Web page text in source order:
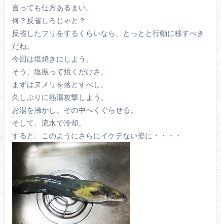
言っても仕方あるまい。
何？反省しろじゃと？
反省したフリをするくらいなら、とっとと行動に移すべき
だね。
今回は塩焼きにしよう。
そう、塩振って焼くだけさ。
まずはヌメリを落とすべし。
久しぶりに熱湯攻撃しよう。
お湯を沸かし、その中へくぐらせる。
そして、流水で冷却。
すると、このようにさらにイケテない姿に・・・・